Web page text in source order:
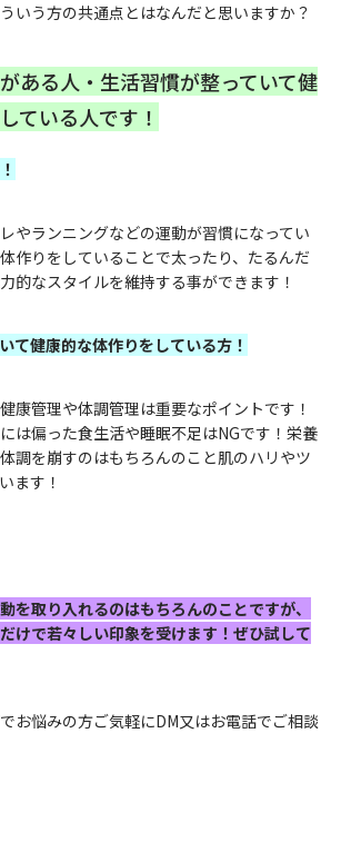
いう方の共通点とはなんだと思いますか？
ある人・生活習慣が整っていて健
ている人です！
やランニングなどの運動が習慣になってい
作りをしていることで太ったり、たるんだ
的なスタイルを維持する事ができます！
て健康的な体作りをしている方！
康管理や体調管理は重要なポイントです！
は偏った食生活や睡眠不足はNGです！栄養
調を崩すのはもちろんのこと肌のハリやツ
ます！
を取り入れるのはもちろんのことですが、
けで若々しい印象を受けます！ぜひ試して
お悩みの方ご気軽にDM又はお電話でご相談